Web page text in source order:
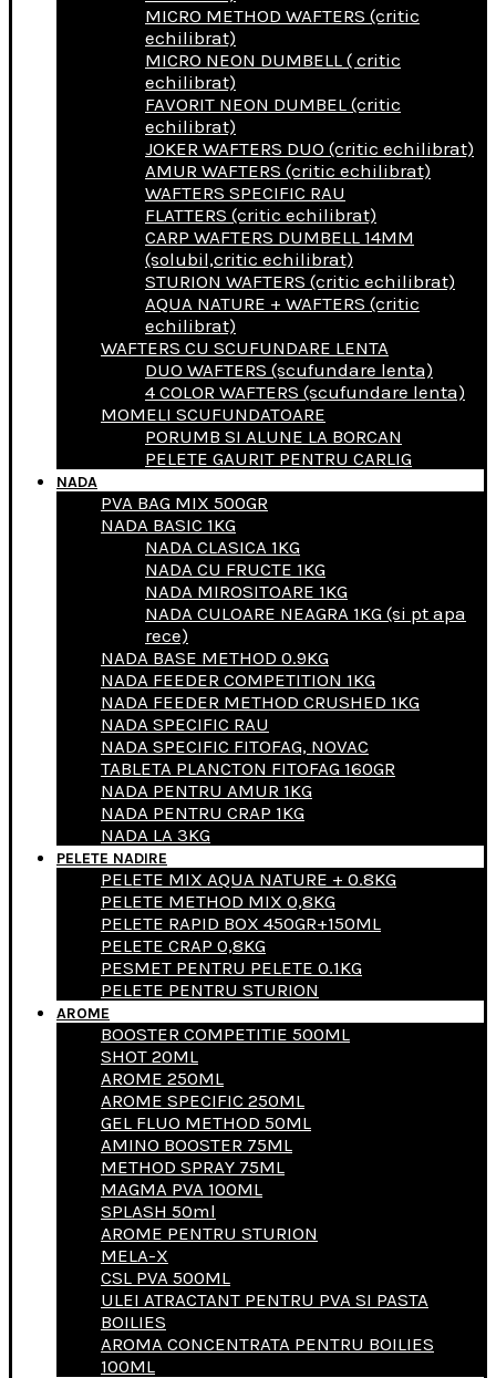
MICRO METHOD WAFTERS (critic
echilibrat)
MICRO NEON DUMBELL ( critic
echilibrat)
FAVORIT NEON DUMBEL (critic
echilibrat)
JOKER WAFTERS DUO (critic echilibrat)
AMUR WAFTERS (critic echilibrat)
WAFTERS SPECIFIC RAU
FLATTERS (critic echilibrat)
CARP WAFTERS DUMBELL 14MM
(solubil,critic echilibrat)
STURION WAFTERS (critic echilibrat)
AQUA NATURE + WAFTERS (critic
echilibrat)
WAFTERS CU SCUFUNDARE LENTA
DUO WAFTERS (scufundare lenta)
4 COLOR WAFTERS (scufundare lenta)
MOMELI SCUFUNDATOARE
PORUMB SI ALUNE LA BORCAN
PELETE GAURIT PENTRU CARLIG
NADA
PVA BAG MIX 500GR
NADA BASIC 1KG
NADA CLASICA 1KG
NADA CU FRUCTE 1KG
NADA MIROSITOARE 1KG
NADA CULOARE NEAGRA 1KG (si pt apa
rece)
NADA BASE METHOD 0.9KG
NADA FEEDER COMPETITION 1KG
NADA FEEDER METHOD CRUSHED 1KG
NADA SPECIFIC RAU
NADA SPECIFIC FITOFAG, NOVAC
TABLETA PLANCTON FITOFAG 160GR
NADA PENTRU AMUR 1KG
NADA PENTRU CRAP 1KG
NADA LA 3KG
PELETE NADIRE
PELETE MIX AQUA NATURE + 0.8KG
PELETE METHOD MIX 0,8KG
PELETE RAPID BOX 450GR+150ML
PELETE CRAP 0,8KG
PESMET PENTRU PELETE 0.1KG
PELETE PENTRU STURION
AROME
BOOSTER COMPETITIE 500ML
SHOT 20ML
AROME 250ML
AROME SPECIFIC 250ML
GEL FLUO METHOD 50ML
AMINO BOOSTER 75ML
METHOD SPRAY 75ML
MAGMA PVA 100ML
SPLASH 50ml
AROME PENTRU STURION
MELA-X
CSL PVA 500ML
ULEI ATRACTANT PENTRU PVA SI PASTA
BOILIES
AROMA CONCENTRATA PENTRU BOILIES
100ML